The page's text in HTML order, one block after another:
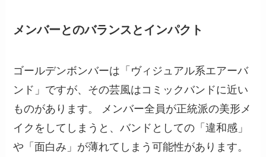
メンバーとのバランスとインパクト
ゴールデンボンバーは「ヴィジュアル系エアーバ
ンド」ですが、その芸風はコミックバンドに近い
ものがあります。 メンバー全員が正統派の美形メ
イクをしてしまうと、バンドとしての「違和感」
や「面白み」が薄れてしまう可能性があります。